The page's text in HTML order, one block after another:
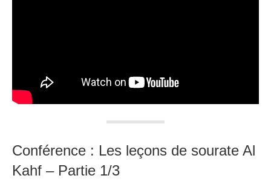
Conférence : Les leçons de sourate Al
Kahf – Partie 1/3